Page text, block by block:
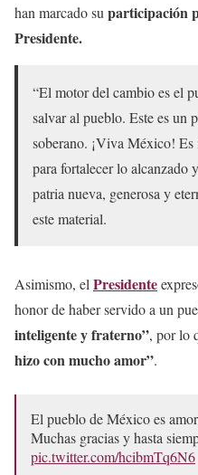
han marcado su participación
Presidente.
“El motor del cambio es el
salvar al pueblo. Este es un
soberano. ¡Viva México!
para fortalecer lo alcanzado
patria nueva, generosa y
este material.
Asimismo, el Presidente
honor de haber servido a un
inteligente y fraterno”, por lo
hizo con mucho amor”.
El pueblo de México es
Muchas gracias y hasta
pic.twitter.com/hcibmTq6N6